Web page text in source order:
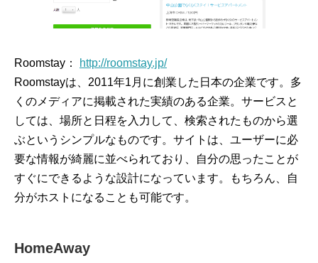
Roomstay：
http://roomstay.jp/
Roomstayは、2011年1月に創業した日本の企業です。多
くのメディアに掲載された実績のある企業。サービスと
しては、場所と日程を入力して、検索されたものから選
ぶというシンプルなものです。サイトは、ユーザーに必
要な情報が綺麗に並べられており、自分の思ったことが
すぐにできるような設計になっています。もちろん、自
分がホストになることも可能です。
HomeAway